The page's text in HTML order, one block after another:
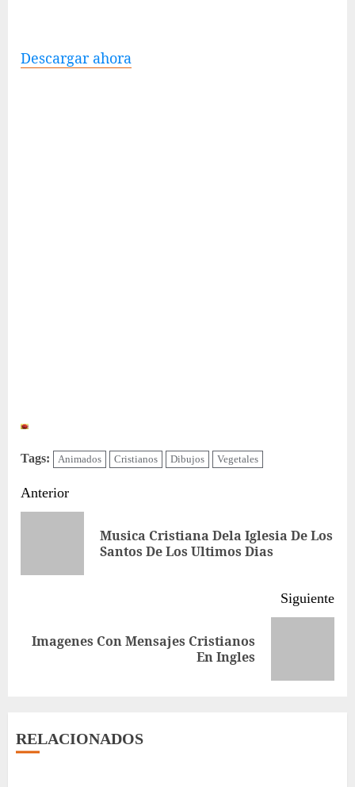
Descargar ahora
Tags: Animados Cristianos Dibujos Vegetales
Sigue
Anterior
Musica Cristiana Dela Iglesia De Los
Santos De Los Ultimos Dias
Siguiente
Siguiente
Imagenes Con Mensajes Cristianos
En Ingles
RELACIONADOS